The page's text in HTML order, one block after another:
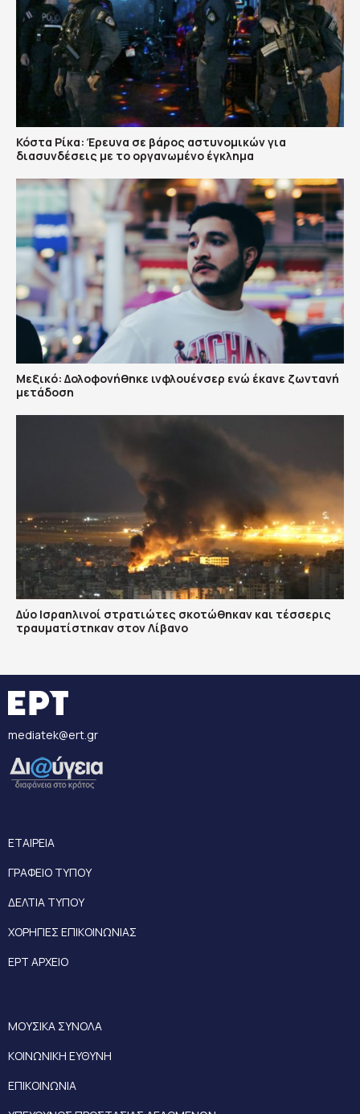
Κόστα Ρίκα: Έρευνα σε βάρος αστυνομικών για
διασυνδέσεις με το οργανωμένο έγκλημα
Μεξικό: Δολοφονήθηκε ινφλουένσερ ενώ έκανε ζωντανή
μετάδοση
Δύο Ισραηλινοί στρατιώτες σκοτώθηκαν και τέσσερις
τραυματίστηκαν στον Λίβανο
mediatek@ert.gr
ΕΤΑΙΡΕΙΑ
ΓΡΑΦΕΙΟ ΤΥΠΟΥ
ΔΕΛΤΙΑ ΤΥΠΟΥ
ΧΟΡΗΓΙΕΣ ΕΠΙΚΟΙΝΩΝΙΑΣ
ΕΡΤ ΑΡΧΕΙΟ
ΜΟΥΣΙΚΑ ΣΥΝΟΛΑ
ΚΟΙΝΩΝΙΚΗ ΕΥΘΥΝΗ
ΕΠΙΚΟΙΝΩΝΙΑ